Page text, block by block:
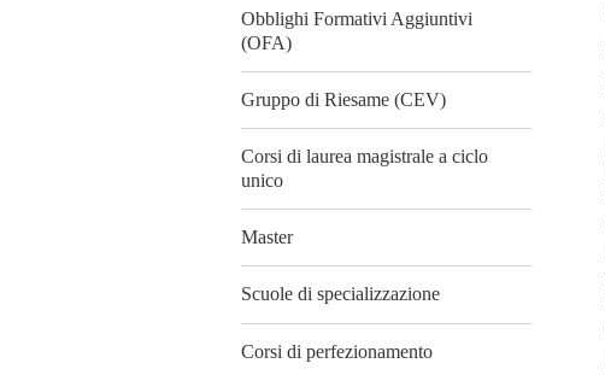
Obblighi Formativi Aggiuntivi
(OFA)
Gruppo di Riesame (CEV)
Corsi di laurea magistrale a ciclo
unico
Master
Scuole di specializzazione
Corsi di perfezionamento